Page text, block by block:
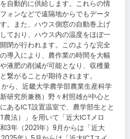
自動的に供給します。これらの情
ォンなどで遠隔地からでもデータ
。また、ハウス側窓の自動巻上げ
ており、ハウス内の温度をほぼ一
閉が行われます。このような完全
導入により、農作業の時間を大幅
液肥の削減が可能となり、収穫量
繋がることが期待されます。
ら、近畿大学農学部農業生産科学
研究所兼務）野々村照雄が中心と
あるICT設置温室で、農学部生とと
農法）」を用いて「近大ICTメロ
3年（2021年）9月からは「近大